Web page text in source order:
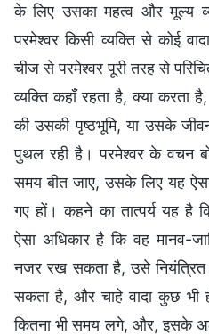
के लिए उसका महत्व और मूल्य
परमेश्वर किसी व्यक्ति से कोई
चीज से परमेश्वर पूरी तरह से
व्यक्ति कहाँ रहता है, क्या करता
की उसकी पृष्ठभूमि, या उसके
पुथल रही है। परमेश्वर के वचन
समय बीत जाए, उसके लिए यह
गए हों। कहने का तात्पर्य यह है
ऐसा अधिकार है कि वह मानव-
नजर रख सकता है, उसे
सकता है, और चाहे वादा कुछ भी
कितना भी समय लगे, और, इसके